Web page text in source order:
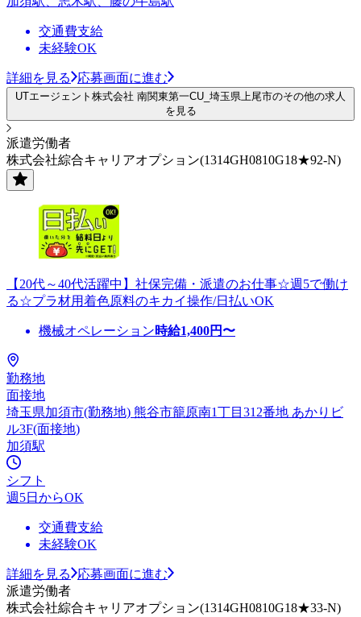
交通費支給
未経験OK
詳細を見る 応募画面に進む
UTエージェント株式会社 南関東第一CU_埼玉県上尾市のその他の求人
を見る
派遣労働者
株式会社綜合キャリアオプション(1314GH0810G18★92-N)
【20代～40代活躍中】社保完備・派遣のお仕事☆週5で働け
る☆プラ材用着色原料のキカイ操作/日払いOK
機械オペレーション時給1,400円〜
勤務地
面接地
埼玉県加須市(勤務地) 熊谷市籠原南1丁目312番地 あかりビ
ル3F(面接地)
加須駅
シフト
週5日からOK
交通費支給
未経験OK
詳細を見る
応募画面に進む
派遣労働者
株式会社綜合キャリアオプション(1314GH0810G18★33-N)